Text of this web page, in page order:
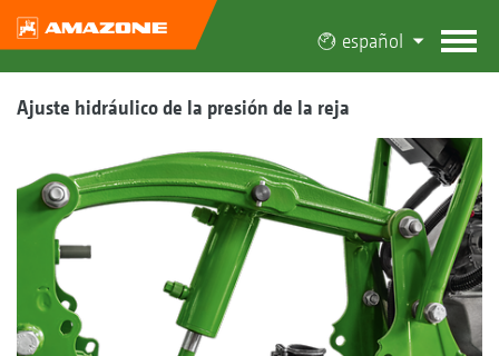
español
Ajuste hidráulico de la presión de la reja